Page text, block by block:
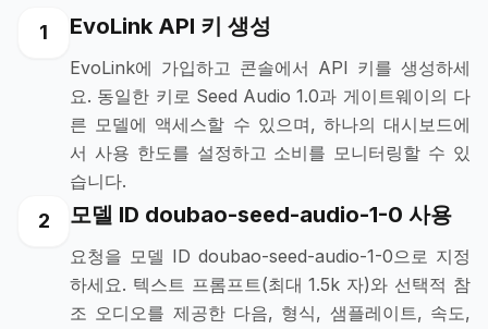
1 EvoLink API 키 생성
EvoLink에 가입하고 콘솔에서 API 키를 생성하세
요. 동일한 키로 Seed Audio 1.0과 게이트웨이의 다
른 모델에 액세스할 수 있으며, 하나의 대시보드에
서 사용 한도를 설정하고 소비를 모니터링할 수 있
습니다.
2 모델 ID doubao-seed-audio-1-0 사용
요청을 모델 ID doubao-seed-audio-1-0으로 지정
하세요. 텍스트 프롬프트(최대 1.5k 자)와 선택적 참
조 오디오를 제공한 다음, 형식, 샘플레이트, 속도,